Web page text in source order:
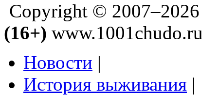
Copyright © 2007–2026
(16+) www.1001chudo.ru
Новости |
История выживания |